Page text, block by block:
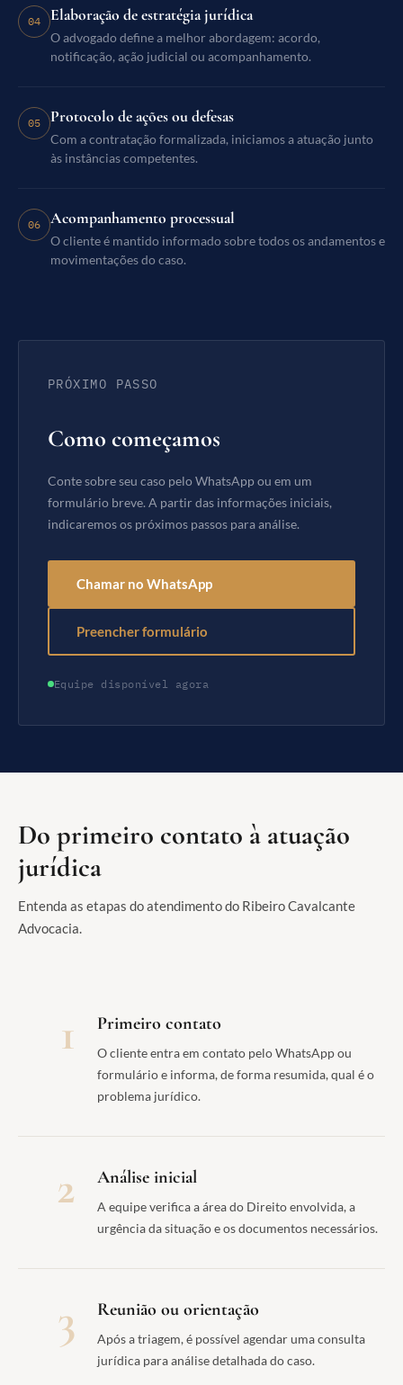
04 Elaboração de estratégia jurídica
O advogado define a melhor abordagem: acordo,
notificação, ação judicial ou acompanhamento.
05 Protocolo de ações ou defesas
Com a contratação formalizada, iniciamos a atuação junto
às instâncias competentes.
06 Acompanhamento processual
O cliente é mantido informado sobre todos os andamentos e
movimentações do caso.
PRÓXIMO PASSO
Como começamos
Conte sobre seu caso pelo WhatsApp ou em um
formulário breve. A partir das informações iniciais,
indicaremos os próximos passos para análise.
Chamar no WhatsApp
Preencher formulário
Equipe disponível agora
Do primeiro contato à atuação
jurídica
Entenda as etapas do atendimento do Ribeiro Cavalcante
Advocacia.
1 Primeiro contato
O cliente entra em contato pelo WhatsApp ou
formulário e informa, de forma resumida, qual é o
problema jurídico.
2 Análise inicial
A equipe verifica a área do Direito envolvida, a
urgência da situação e os documentos necessários.
3 Reunião ou orientação
Após a triagem, é possível agendar uma consulta
jurídica para análise detalhada do caso.